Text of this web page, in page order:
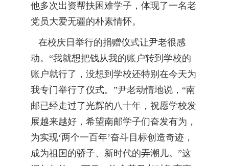
他多次出资帮扶困难学子，体现了一名老
党员大爱无疆的朴素情怀。
在校庆日举行的捐赠仪式让尹老很感
动。“我就想把钱从我的账户转到学校的
账户就行了，没想到学校还特别在今天为
我专门举行了仪式。”尹老动情地说，“南
邮已经走过了光辉的八十年，祝愿学校发
展越来越好，希望南邮学子们奋发有为，
为实现‘两个一百年’奋斗目标创造奇迹，
成为祖国的骄子、新时代的弄潮儿。”这